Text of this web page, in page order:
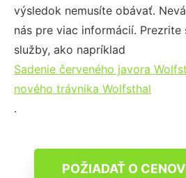
výsledok nemusíte obávať.
nás pre viac informácií. Prezrite
služby, ako napríklad
Sadenie červeného javora
nového trávnika Wolfsthal
.
POŽIADAŤ O